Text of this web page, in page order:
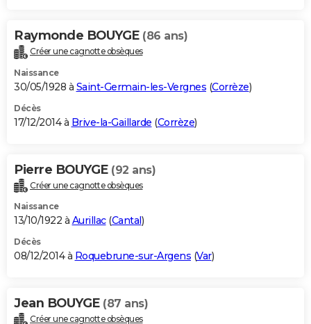
Raymonde BOUYGE (86 ans)
Créer une cagnotte obsèques
Naissance
30/05/1928 à Saint-Germain-les-Vergnes (Corrèze)
Décès
17/12/2014 à Brive-la-Gaillarde (Corrèze)
Pierre BOUYGE (92 ans)
Créer une cagnotte obsèques
Naissance
13/10/1922 à Aurillac(Cantal )
Décès
08/12/2014 à Roquebrune-sur-Argens (Var)
Jean BOUYGE (87 ans)
Créer une cagnotte obsèques